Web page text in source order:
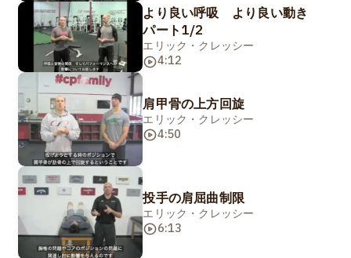
より良い呼吸 より良い動き
パート1/2
エリック・クレッシー
4:12
肩甲骨の上方回旋
エリック・クレッシー
4:50
投手の肩屈曲制限
エリック・クレッシー
6:13